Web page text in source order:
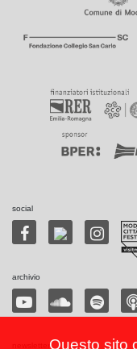
social
archivio
Questo sito